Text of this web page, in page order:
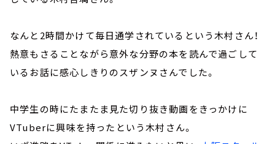
なんと2時間かけて毎日通学されているという木村さん！
熱意もさることながら意外な分野の本を読んで過ごして
いるお話に感心しきりのスザンヌさんでした。
中学生の時にたまたま見た切り抜き動画をきっかけに
VTuberに興味を持ったという木村さん。